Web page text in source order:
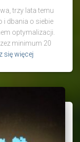
trzy lata temu
i dbania o siebie
optymalizacji.
minimum 20
się więcej